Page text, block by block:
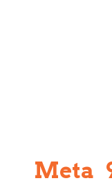
Meta